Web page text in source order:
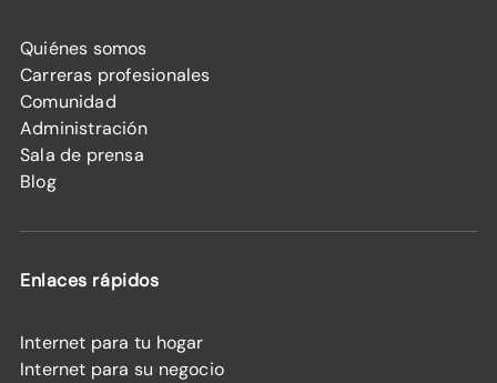
Quiénes somos
Carreras profesionales
Comunidad
Administración
Sala de prensa
Blog
Enlaces rápidos
Internet para tu hogar
Internet para su negocio